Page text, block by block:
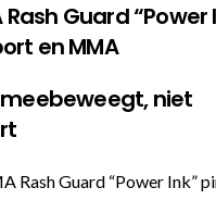
Rash Guard
en MMA
niet
Rash Guard “Power Ink”